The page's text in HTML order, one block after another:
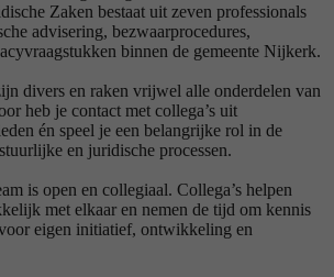
Zaken bestaat uit zeven professionals
advisering, bezwaarprocedures,
binnen de gemeente Nijkerk.
divers en raken vrijwel alle onderdelen van
heb je contact met collega’s uit
én speel je een belangrijke rol in de
en juridische processen.
is open en collegiaal. Collega’s helpen
met elkaar en nemen de tijd om kennis
eigen initiatief, ontwikkeling en